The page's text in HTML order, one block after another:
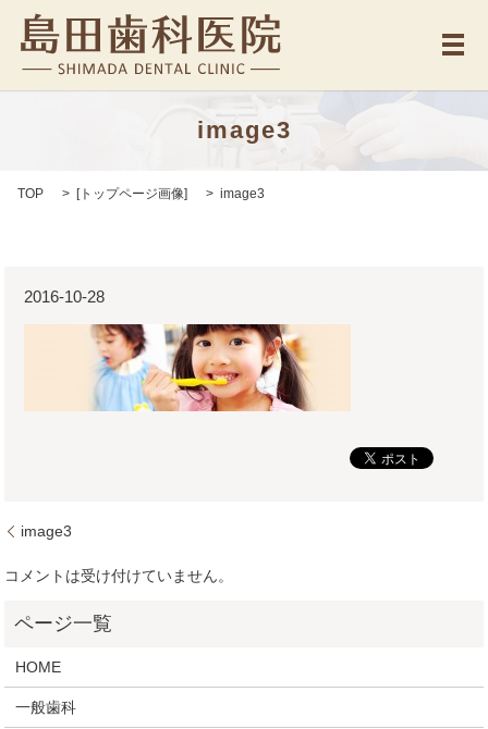
メ
image3
TOP [トップページ画像] image3
2016-10-28
image3
コメントは受け付けていません。
HOME
一般歯科